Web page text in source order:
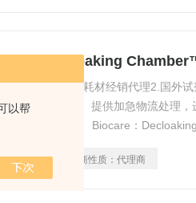
以帮
：Decloaking
公司1.国内试剂耗材经销代理2.国外试
的采购方案。3。提供加急物流处理，
货物代理服务。 Biocare：
08 厂商性质：代理商